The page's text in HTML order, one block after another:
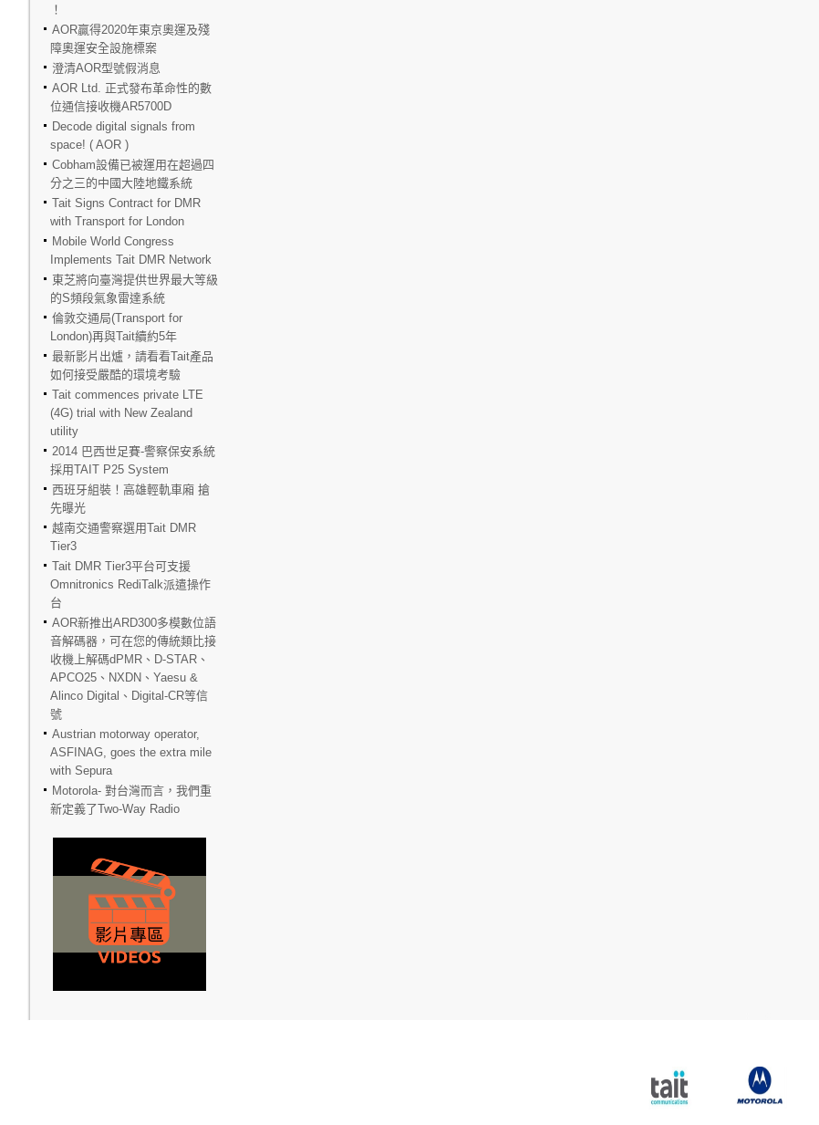
！
AOR贏得2020年東京奧運及殘
障奧運安全設施標案
澄清AOR型號假消息
AOR Ltd. 正式發布革命性的數
位通信接收機AR5700D
Decode digital signals from
space! ( AOR )
Cobham設備已被運用在超過四
分之三的中國大陸地鐵系統
Tait Signs Contract for DMR
with Transport for London
Mobile World Congress
Implements Tait DMR Network
東芝將向臺灣提供世界最大等級
的S頻段氣象雷達系統
倫敦交通局(Transport for
London)再與Tait續約5年
最新影片出爐，請看看Tait產品
如何接受嚴酷的環境考驗
Tait commences private LTE
(4G) trial with New Zealand
utility
2014 巴西世足賽-警察保安系統
採用TAIT P25 System
西班牙組裝！高雄輕軌車廂 搶
先曝光
越南交通警察選用Tait DMR
Tier3
Tait DMR Tier3平台可支援
Omnitronics RediTalk派遣操作
台
AOR新推出ARD300多模數位語
音解碼器，可在您的傳統類比接
收機上解碼dPMR、D-STAR、
APCO25、NXDN、Yaesu &
Alinco Digital、Digital-CR等信
號
Austrian motorway operator,
ASFINAG, goes the extra mile
with Sepura
Motorola- 對台灣而言，我們重
新定義了Two-Way Radio